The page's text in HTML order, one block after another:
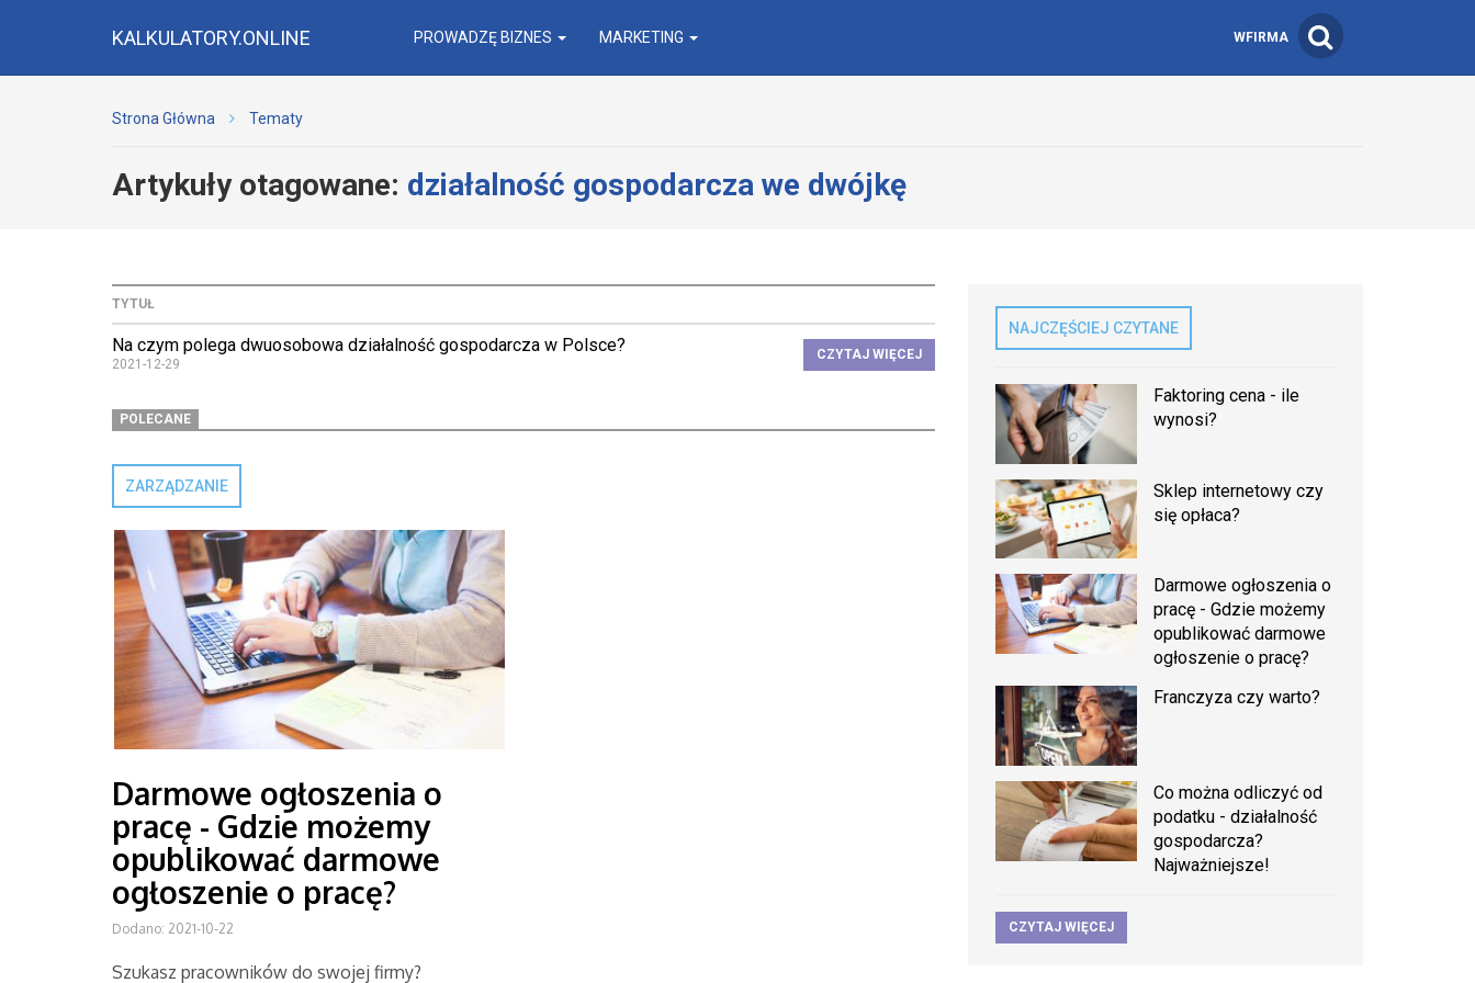
KALKULATORY.ONLINE PROWADZĘ BIZNES MARKETING WFIRMA
Strona Główna Tematy
Artykuły otagowane: działalność gospodarcza we dwójkę
TYTUŁ
Na czym polega dwuosobowa działalność gospodarcza w Polsce?
2021-12-29
CZYTAJ WIĘCEJ
POLECANE
ZARZĄDZANIE
Darmowe ogłoszenia o
pracę - Gdzie możemy
opublikować darmowe
ogłoszenie o pracę?
Dodano: 2021-10-22
Szukasz pracowników do swojej firmy?
NAJCZĘŚCIEJ CZYTANE
Faktoring cena - ile
wynosi?
Sklep internetowy czy
się opłaca?
Darmowe ogłoszenia o
pracę - Gdzie możemy
opublikować darmowe
ogłoszenie o pracę?
Franczyza czy warto?
Co można odliczyć od
podatku - działalność
gospodarcza?
Najważniejsze!
CZYTAJ WIĘCEJ